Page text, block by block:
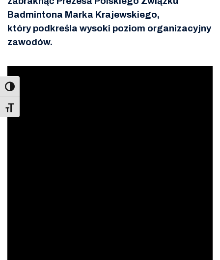
Toggle Font size
Badmintona Marka Krajewskiego,
który podkreśla wysoki poziom organizacyjny
zawodów.